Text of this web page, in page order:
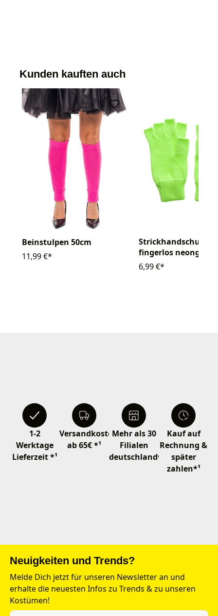
Kunden kauften auch
Beinstulpen 50cm
11,99 €*
Strickhandschuhe
fingerlos neongrün
6,99 €*
1-2
Werktage
Lieferzeit *¹
Versandkostenfrei
ab 65€ *¹
Mehr als 30
Filialen
deutschlandweit
Kauf auf
Rechnung &
später
zahlen*¹
Neuigkeiten und Trends?
Melde Dich jetzt für unseren Newsletter an und
erhalte die neuesten Infos zu Trends & zu unseren
Kostümen!